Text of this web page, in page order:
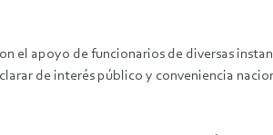
el apoyo de funcionarios de diversas
de interés público y conveniencia